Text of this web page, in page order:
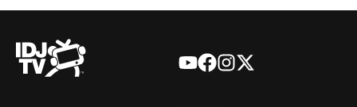
YouTube
Facebook
Instagram
X